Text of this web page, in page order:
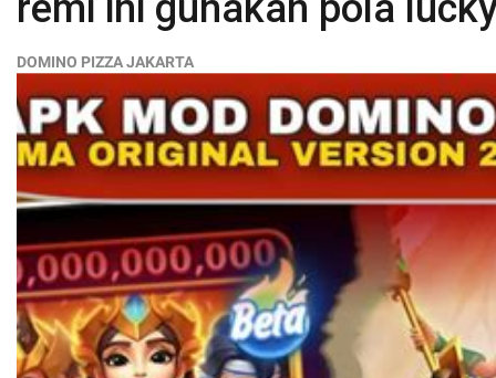
DOMINO PIZZA JAKARTA